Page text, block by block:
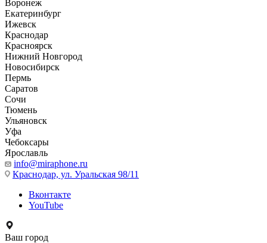
Воронеж
Екатеринбург
Ижевск
Краснодар
Красноярск
Нижний Новгород
Новосибирск
Пермь
Саратов
Сочи
Тюмень
Ульяновск
Уфа
Чебоксары
Ярославль
info@miraphone.ru
Краснодар, ул. Уральская 98/11
Вконтакте
YouTube
Ваш город